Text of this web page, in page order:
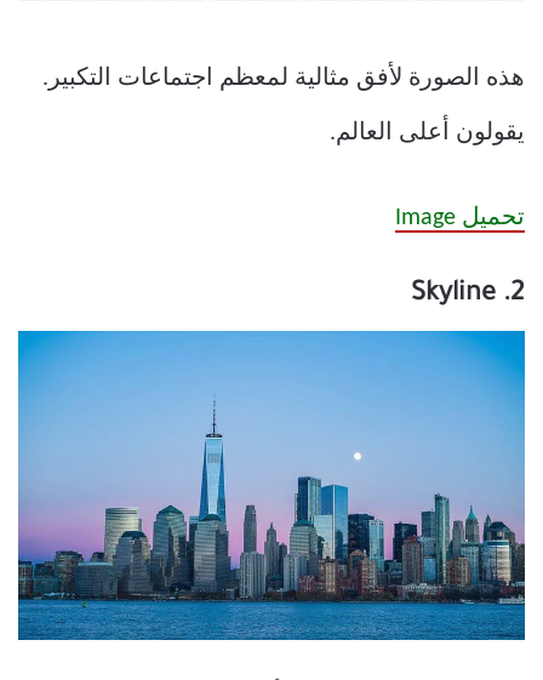
هذه الصورة لأفق مثالية لمعظم اجتماعات التكبير.
يقولون أعلى العالم.
تحميل Image
2. Skyline